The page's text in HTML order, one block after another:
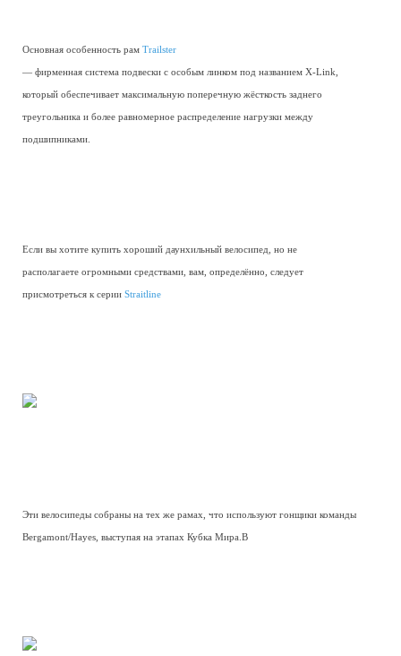
Основная особенность рам Trailster
— фирменная система подвески с особым линком под названием X-Link,
который обеспечивает максимальную поперечную жёсткость заднего
треугольника и более равномерное распределение нагрузки между
подшипниками.
Если вы хотите купить хороший даунхильный велосипед, но не
располагаете огромными средствами, вам, определённо, следует
присмотреться к серии Straitline
Эти велосипеды собраны на тех же рамах, что используют гонщики команды
Bergamont/Hayes, выступая на этапах Кубка Мира.В